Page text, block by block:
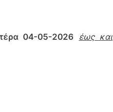
04-05-2026
έως και